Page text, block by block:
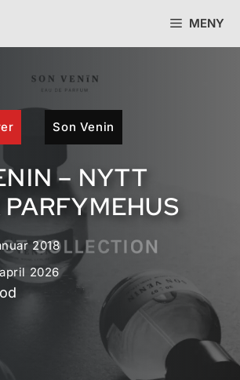
MENY
Son Venin
– NYTT
PARFYMEHUS
2018
2026